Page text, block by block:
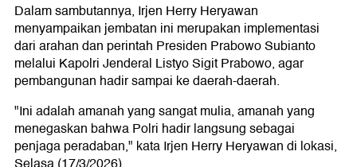
Dalam sambutannya, Irjen Herry Heryawan
menyampaikan jembatan ini merupakan implementasi
dari arahan dan perintah Presiden Prabowo Subianto
melalui Kapolri Jenderal Listyo Sigit Prabowo, agar
pembangunan hadir sampai ke daerah-daerah.
"Ini adalah amanah yang sangat mulia, amanah yang
menegaskan bahwa Polri hadir langsung sebagai
penjaga peradaban," kata Irjen Herry Heryawan di lokasi,